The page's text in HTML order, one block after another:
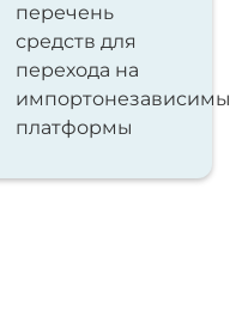
перечень
средств для
перехода на
платформы